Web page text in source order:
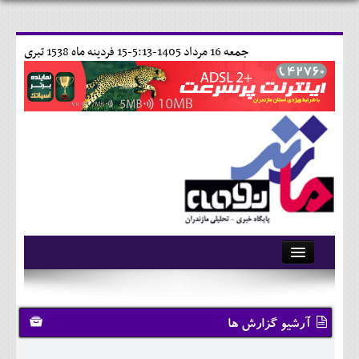
15 فردينه ماه 1538 تبری جمعه 16 مرداد 1405-5:13-
آرشیو
تماس با ما
وبلاگ
آرشیو گزارش ها